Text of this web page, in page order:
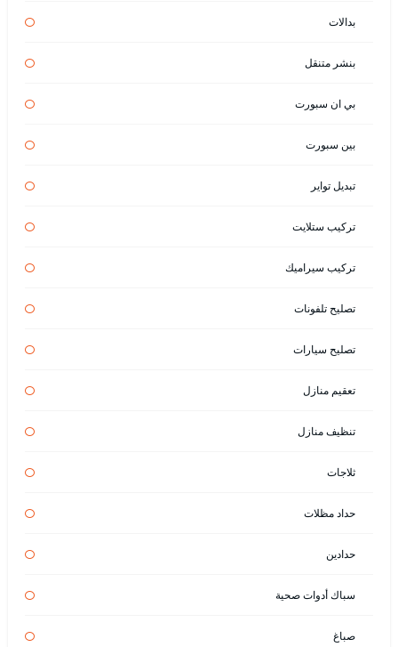
بدالات
بنشر متنقل
بي ان سبورت
بين سبورت
تبديل تواير
تركيب ستلايت
تركيب سيراميك
تصليح تلفونات
تصليح سيارات
تعقيم منازل
تنظيف منازل
ثلاجات
حداد مظلات
حدادين
سباك أدوات صحية
صباغ